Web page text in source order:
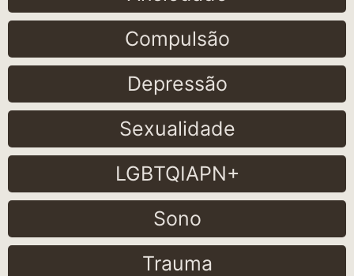
Compulsão
Depressão
Sexualidade
LGBTQIAPN+
Sono
Trauma